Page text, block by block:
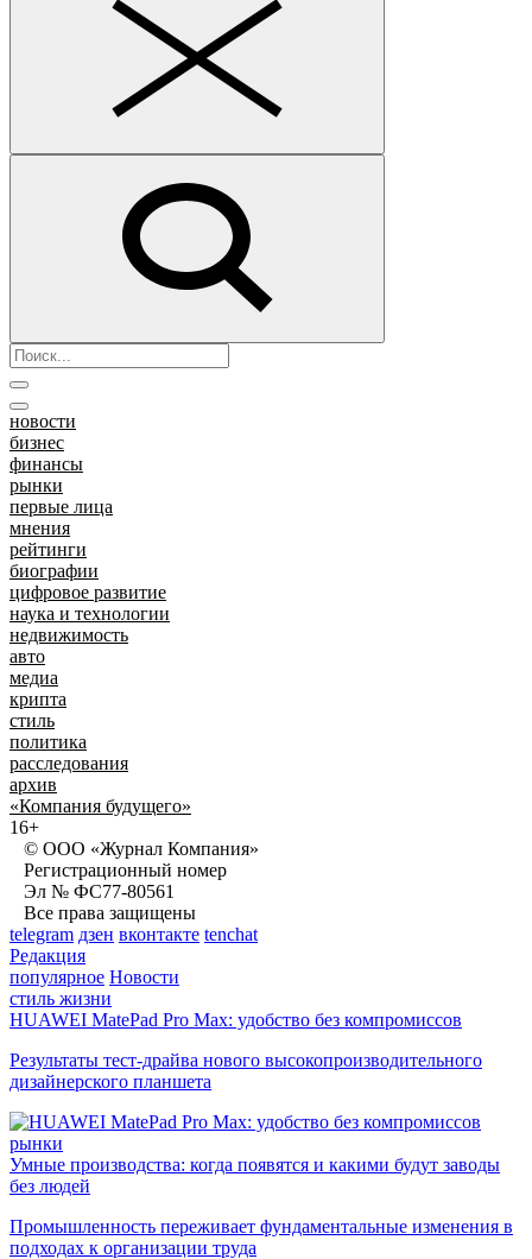
новости
бизнес
финансы
рынки
первые лица
мнения
рейтинги
биографии
цифровое развитие
наука и технологии
недвижимость
авто
медиа
крипта
стиль
политика
расследования
архив
«Компания будущего»
16+
© ООО «Журнал Компания»
Регистрационный номер
Эл № ФС77-80561
Все права защищены
telegram дзен вконтакте tenchat
Редакция
популярное Новости
стиль жизни
HUAWEI MatePad Pro Max: удобство без компромиссов
Результаты тест-драйва нового высокопроизводительного
дизайнерского планшета
рынки
Умные производства: когда появятся и какими будут заводы
без людей
Промышленность переживает фундаментальные изменения в
подходах к организации труда